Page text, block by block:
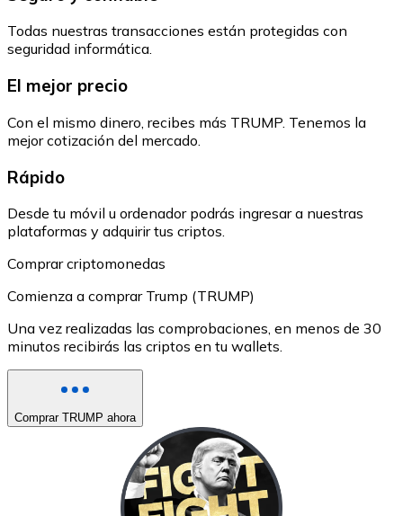
Todas nuestras transacciones están protegidas con
seguridad informática.
El mejor precio
Con el mismo dinero, recibes más TRUMP. Tenemos la
mejor cotización del mercado.
Rápido
Desde tu móvil u ordenador podrás ingresar a nuestras
plataformas y adquirir tus criptos.
Comprar criptomonedas
Comienza a comprar Trump (TRUMP)
Una vez realizadas las comprobaciones, en menos de 30
minutos recibirás las criptos en tu wallets.
Comprar TRUMP ahora